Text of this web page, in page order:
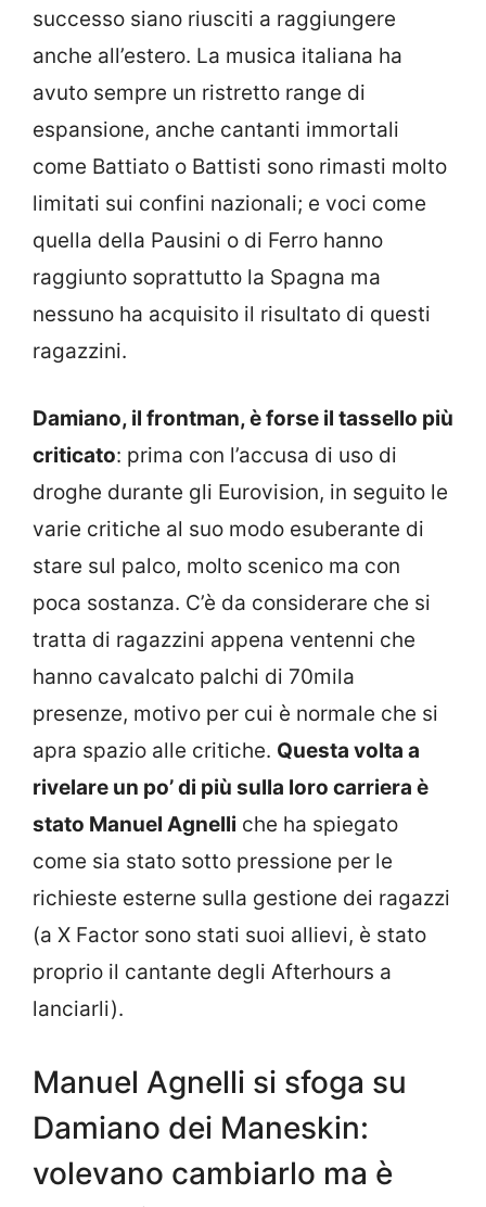
successo siano riusciti a raggiungere
anche all’estero. La musica italiana ha
avuto sempre un ristretto range di
espansione, anche cantanti immortali
come Battiato o Battisti sono rimasti molto
limitati sui confini nazionali; e voci come
quella della Pausini o di Ferro hanno
raggiunto soprattutto la Spagna ma
nessuno ha acquisito il risultato di questi
ragazzini.
Damiano, il frontman, è forse il tassello più
criticato: prima con l’accusa di uso di
droghe durante gli Eurovision, in seguito le
varie critiche al suo modo esuberante di
stare sul palco, molto scenico ma con
poca sostanza. C’è da considerare che si
tratta di ragazzini appena ventenni che
hanno cavalcato palchi di 70mila
presenze, motivo per cui è normale che si
apra spazio alle critiche. Questa volta a
rivelare un po’ di più sulla loro carriera è
stato Manuel Agnelli che ha spiegato
come sia stato sotto pressione per le
richieste esterne sulla gestione dei ragazzi
(a X Factor sono stati suoi allievi, è stato
proprio il cantante degli Afterhours a
lanciarli).
Manuel Agnelli si sfoga su
Damiano dei Maneskin:
volevano cambiarlo ma è